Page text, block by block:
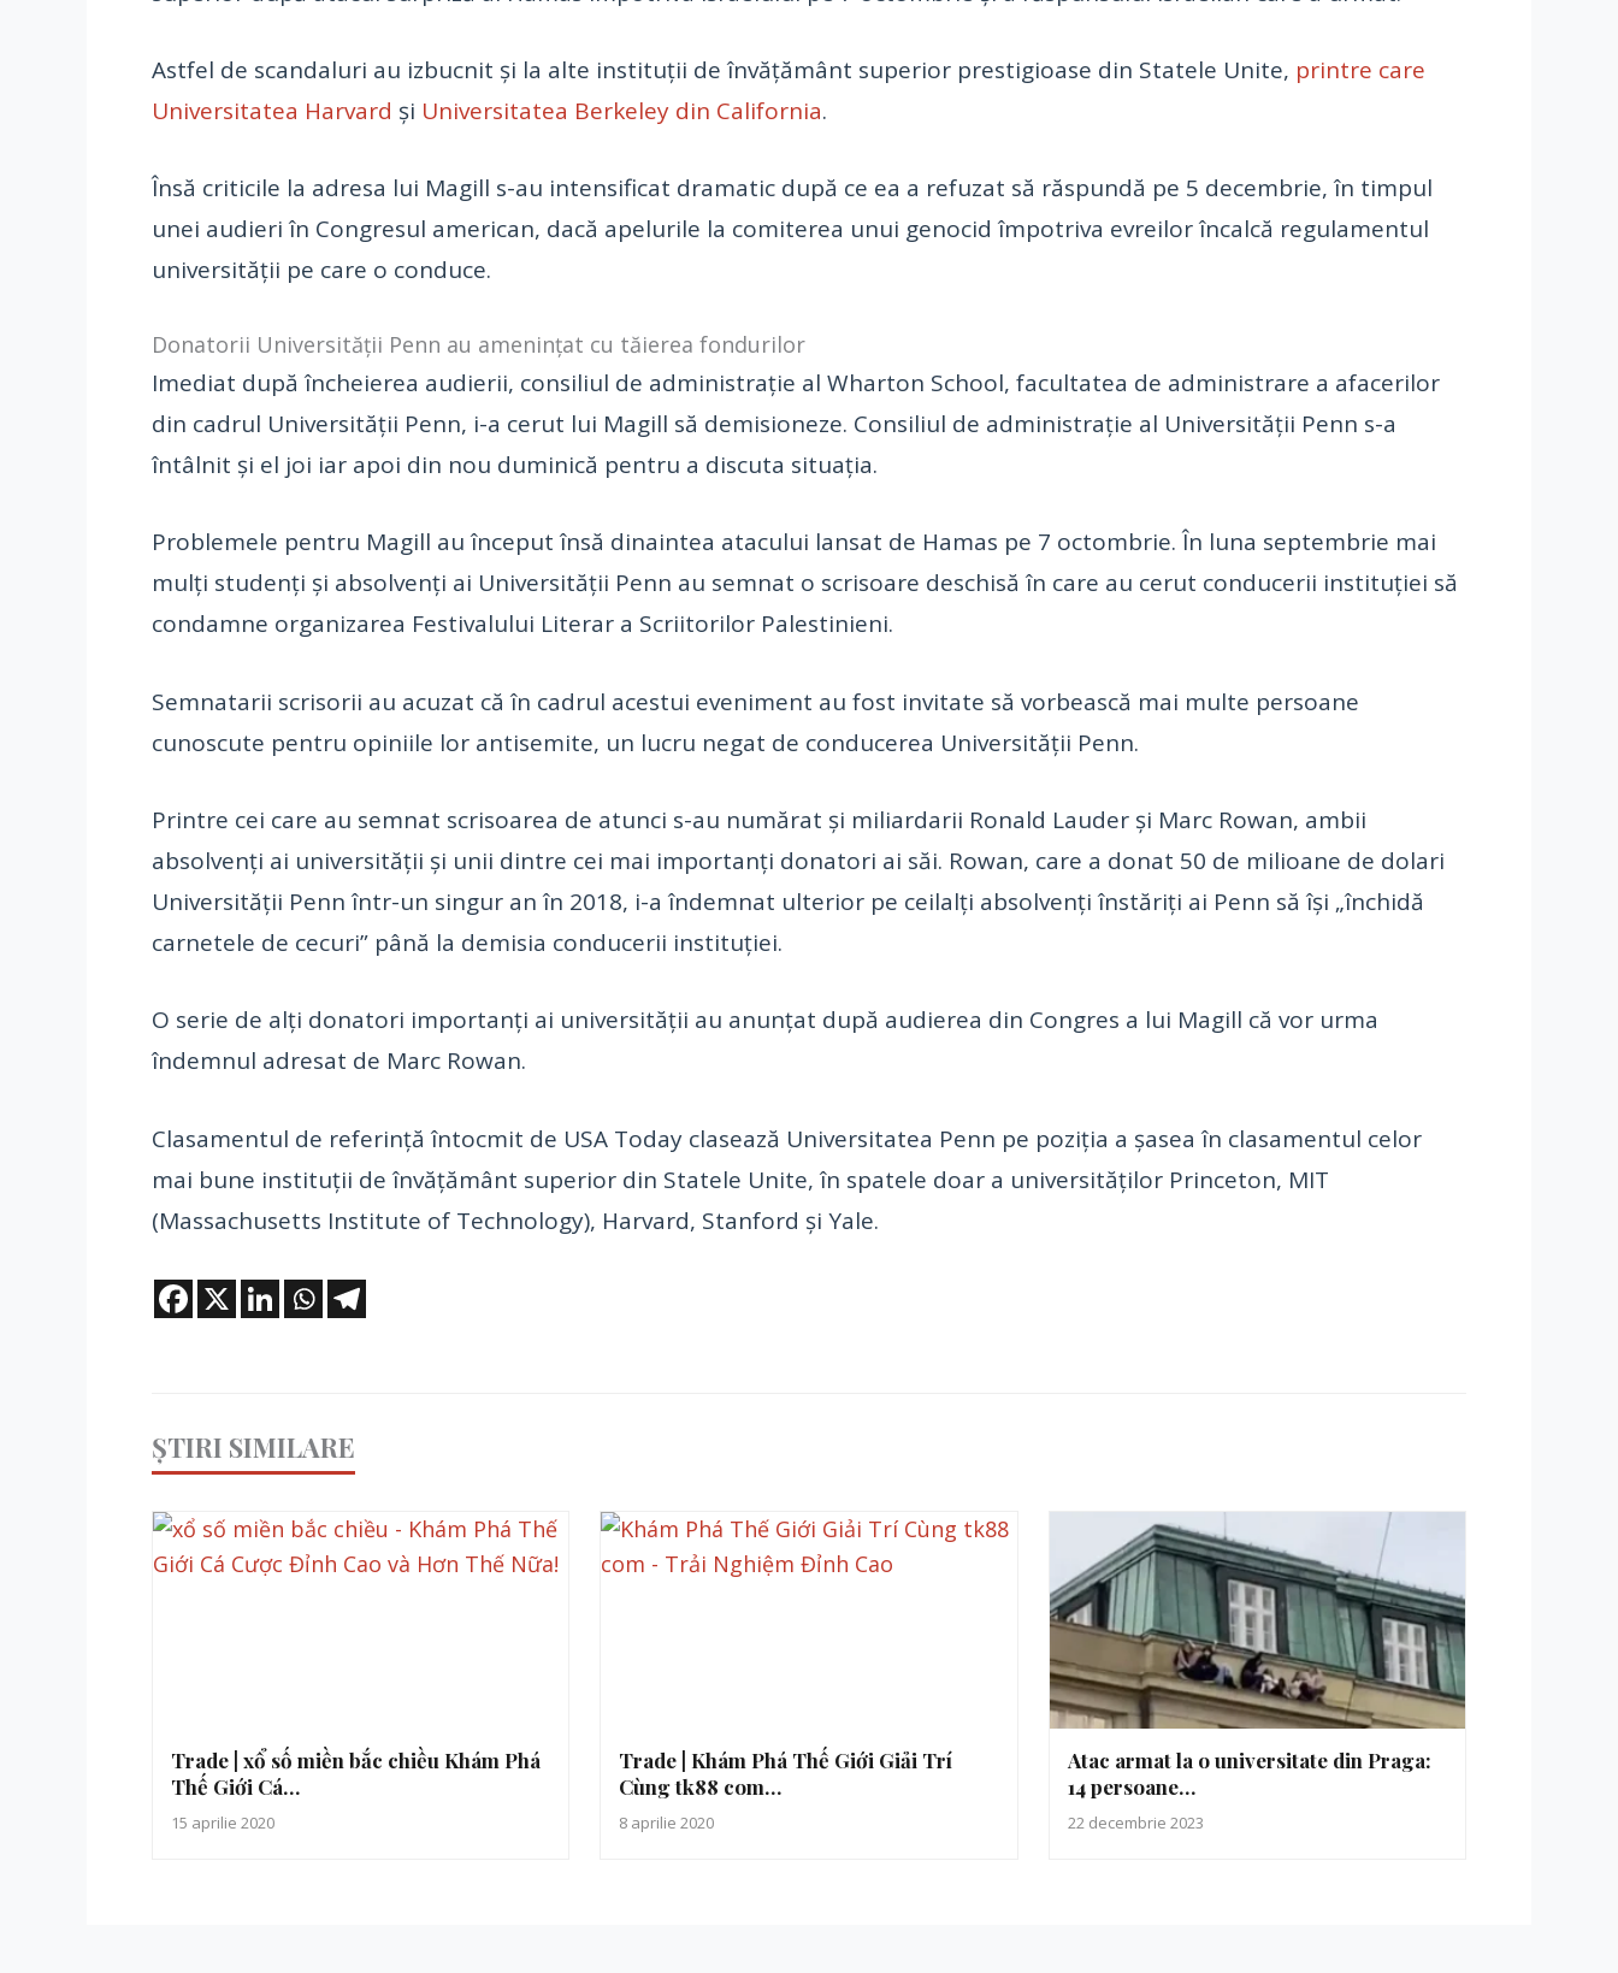
Astfel de scandaluri au izbucnit și la alte instituții de învățământ superior prestigioase din Statele Unite, printre care
Universitatea Harvard și Universitatea Berkeley din California.
Însă criticile la adresa lui Magill s-au intensificat dramatic după ce ea a refuzat să răspundă pe 5 decembrie, în timpul
unei audieri în Congresul american, dacă apelurile la comiterea unui genocid împotriva evreilor încalcă regulamentul
universității pe care o conduce.
Donatorii Universității Penn au amenințat cu tăierea fondurilor
Imediat după încheierea audierii, consiliul de administrație al Wharton School, facultatea de administrare a afacerilor
din cadrul Universității Penn, i-a cerut lui Magill să demisioneze. Consiliul de administrație al Universității Penn s-a
întâlnit și el joi iar apoi din nou duminică pentru a discuta situația.
Problemele pentru Magill au început însă dinaintea atacului lansat de Hamas pe 7 octombrie. În luna septembrie mai
mulți studenți și absolvenți ai Universității Penn au semnat o scrisoare deschisă în care au cerut conducerii instituției să
condamne organizarea Festivalului Literar a Scriitorilor Palestinieni.
Semnatarii scrisorii au acuzat că în cadrul acestui eveniment au fost invitate să vorbească mai multe persoane
cunoscute pentru opiniile lor antisemite, un lucru negat de conducerea Universității Penn.
Printre cei care au semnat scrisoarea de atunci s-au numărat și miliardarii Ronald Lauder și Marc Rowan, ambii
absolvenți ai universității și unii dintre cei mai importanți donatori ai săi. Rowan, care a donat 50 de milioane de dolari
Universității Penn într-un singur an în 2018, i-a îndemnat ulterior pe ceilalți absolvenți înstăriți ai Penn să își „închidă
carnetele de cecuri” până la demisia conducerii instituției.
O serie de alți donatori importanți ai universității au anunțat după audierea din Congres a lui Magill că vor urma
îndemnul adresat de Marc Rowan.
Clasamentul de referință întocmit de USA Today clasează Universitatea Penn pe poziția a șasea în clasamentul celor
mai bune instituții de învățământ superior din Statele Unite, în spatele doar a universităților Princeton, MIT
(Massachusetts Institute of Technology), Harvard, Stanford și Yale.
ȘTIRI SIMILARE
Trade | xổ số miền bắc chiều Khám Phá
Thế Giới Cá…
15 aprilie 2020
Trade | Khám Phá Thế Giới Giải Trí
Cùng tk88 com…
8 aprilie 2020
Atac armat la o universitate din Praga:
14 persoane…
22 decembrie 2023